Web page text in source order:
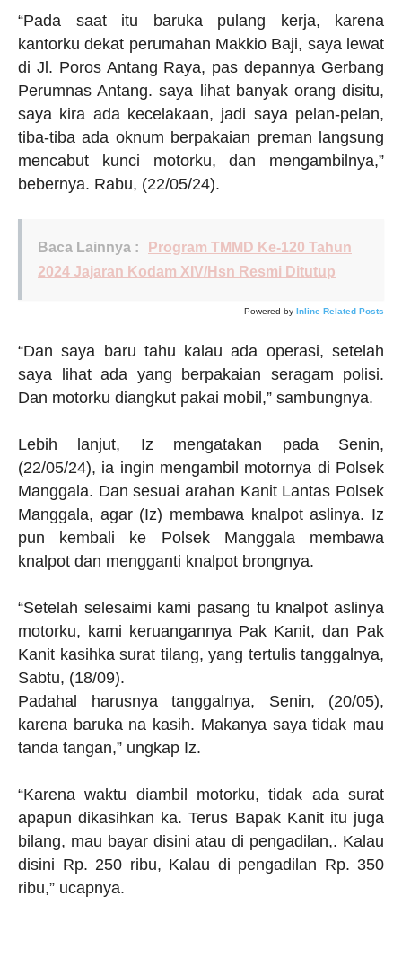
“Pada saat itu baruka pulang kerja, karena
kantorku dekat perumahan Makkio Baji, saya lewat
di Jl. Poros Antang Raya, pas depannya Gerbang
Perumnas Antang. saya lihat banyak orang disitu,
saya kira ada kecelakaan, jadi saya pelan-pelan,
tiba-tiba ada oknum berpakaian preman langsung
mencabut kunci motorku, dan mengambilnya,”
bebernya. Rabu, (22/05/24).
Baca Lainnya :
Program TMMD Ke-120 Tahun
2024 Jajaran Kodam XIV/Hsn Resmi Ditutup
Powered by Inline Related Posts
“Dan saya baru tahu kalau ada operasi, setelah
saya lihat ada yang berpakaian seragam polisi.
Dan motorku diangkut pakai mobil,” sambungnya.
Lebih lanjut, Iz mengatakan pada Senin,
(22/05/24), ia ingin mengambil motornya di Polsek
Manggala. Dan sesuai arahan Kanit Lantas Polsek
Manggala, agar (Iz) membawa knalpot aslinya. Iz
pun kembali ke Polsek Manggala membawa
knalpot dan mengganti knalpot brongnya.
“Setelah selesaimi kami pasang tu knalpot aslinya
motorku, kami keruangannya Pak Kanit, dan Pak
Kanit kasihka surat tilang, yang tertulis tanggalnya,
Sabtu, (18/09).
Padahal harusnya tanggalnya, Senin, (20/05),
karena baruka na kasih. Makanya saya tidak mau
tanda tangan,” ungkap Iz.
“Karena waktu diambil motorku, tidak ada surat
apapun dikasihkan ka. Terus Bapak Kanit itu juga
bilang, mau bayar disini atau di pengadilan,. Kalau
disini Rp. 250 ribu, Kalau di pengadilan Rp. 350
ribu,” ucapnya.